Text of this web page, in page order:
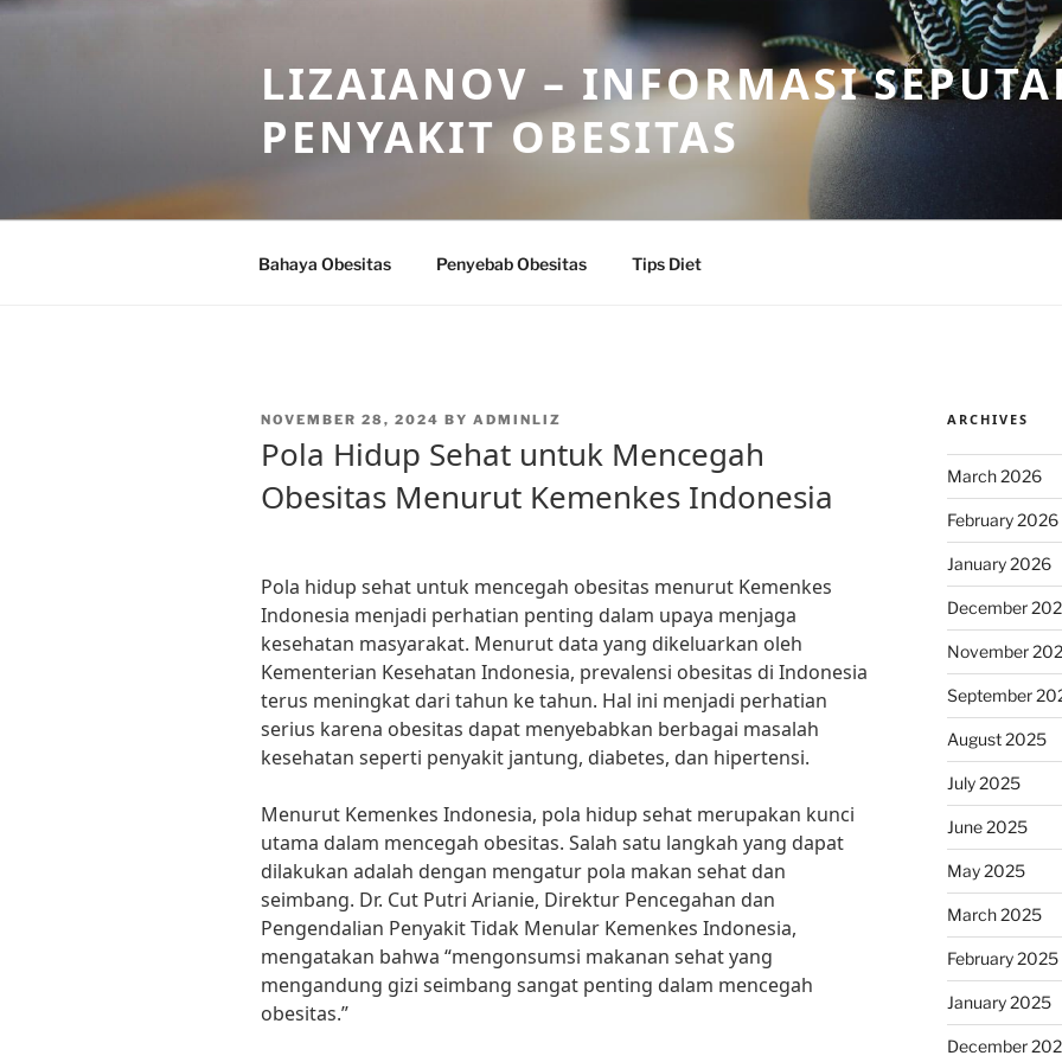
Skip
LIZAIANOV – INFORMASI
PENYAKIT OBESITAS
Bahaya Obesitas Penyebab Obesitas Tips Diet
POSTED
NOVEMBER 28, 2024 BY ADMINLIZ
Pola Hidup Sehat untuk Mencegah
Obesitas Menurut Kemenkes Indonesia
Pola hidup sehat untuk mencegah obesitas menurut Kemenkes
Indonesia menjadi perhatian penting dalam upaya menjaga
kesehatan masyarakat. Menurut data yang dikeluarkan oleh
Kementerian Kesehatan Indonesia, prevalensi obesitas di Indonesia
terus meningkat dari tahun ke tahun. Hal ini menjadi perhatian
serius karena obesitas dapat menyebabkan berbagai masalah
kesehatan seperti penyakit jantung, diabetes, dan hipertensi.
Menurut Kemenkes Indonesia, pola hidup sehat merupakan kunci
utama dalam mencegah obesitas. Salah satu langkah yang dapat
dilakukan adalah dengan mengatur pola makan sehat dan
seimbang. Dr. Cut Putri Arianie, Direktur Pencegahan dan
Pengendalian Penyakit Tidak Menular Kemenkes Indonesia,
mengatakan bahwa “mengonsumsi makanan sehat yang
mengandung gizi seimbang sangat penting dalam mencegah
obesitas.”
ARCHIVES
March 2026
February 2026
January 2026
December
November
September
August 2025
July 2025
June 2025
May 2025
March 2025
February 2025
January 2025
December